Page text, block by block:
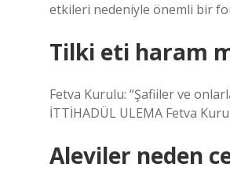
etkileri nedeniyle önemli bir
Tilki eti haram
Fetva Kurulu: “Şafiiler ve
İTTİHADÜL ULEMA Fetva
Aleviler neden